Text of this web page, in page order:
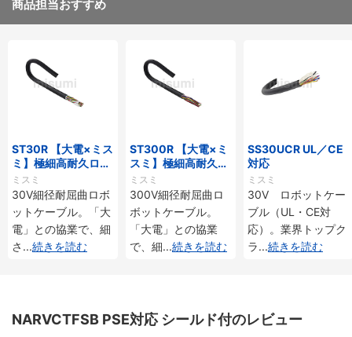
商品担当おすすめ
ST30R 【大電×ミス
ミ】極細高耐久ロボ
ットケーブル（シー
ルド無・有）
ミスミ
30V細径耐屈曲ロボ
ットケーブル。「大
電」との協業で、細
さ ...続きを読む
ST300R 【大電×ミ
スミ】極細高耐久ロ
ボットケーブル（シ
ールド無・有）
ミスミ
300V細径耐屈曲ロ
ボットケーブル。
「大電」との協業
で、細...続きを読む
SS30UCR UL／CE
対応
ミスミ
30V ロボットケー
ブル（UL・CE対
応）。業界トップク
ラ...続きを読む
NARVCTFSB PSE対応 シールド付のレビュー